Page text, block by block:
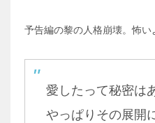
予告編の黎の人格崩壊。怖い
愛したって秘密は
やっぱりその展開